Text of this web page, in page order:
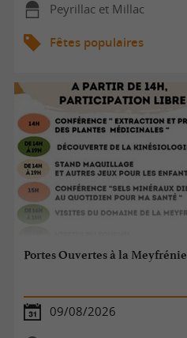
Peyrillac et Millac
Fêtes populaires
Portes Ouvertes à la Meyfrénie
09/08/2026